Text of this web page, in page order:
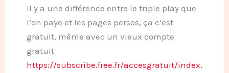
Il y a une différence entre le triple play que
l’on paye et les pages persos, ça c’est
gratuit, même avec un vieux compte
gratuit
https://subscribe.free.fr/accesgratuit/index.